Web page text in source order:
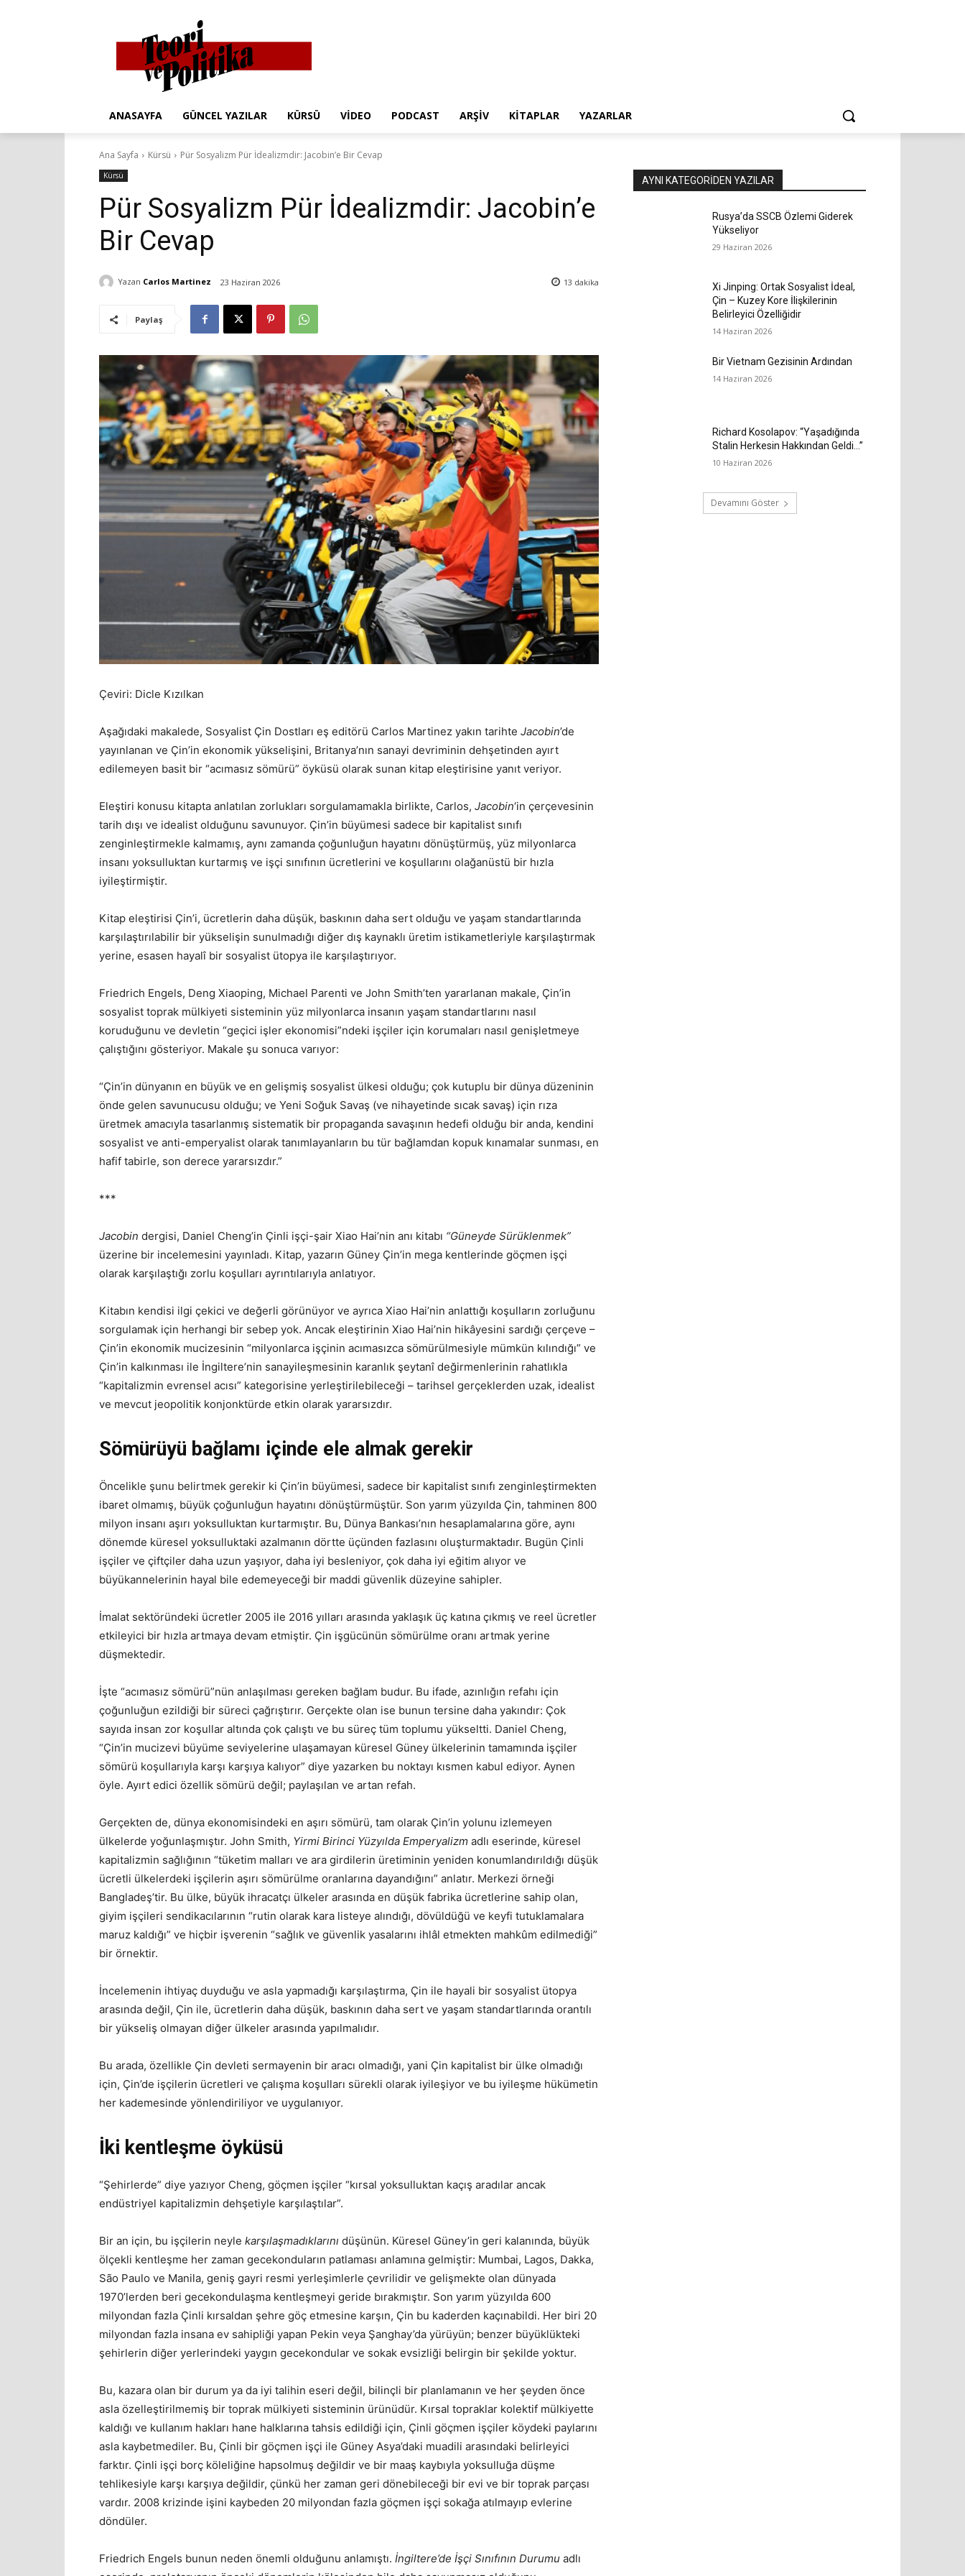
ANASAYFA GÜNCEL YAZILAR KÜRSÜ VIDEO PODCAST ARŞIV KITAPLAR YAZARLAR
Ana Sayfa Kürsü Pür Sosyalizm Pür İdealizmdir: Jacobin’e Bir Cevap
Kürsü
Pür Sosyalizm Pür İdealizmdir: Jacobin’e
Bir Cevap
Yazan Carlos Martinez 23 Haziran 2026 13 dakika
Paylaş
Çeviri: Dicle Kızılkan
Aşağıdaki makalede, Sosyalist Çin Dostları eş editörü Carlos Martinez yakın tarihte Jacobin’de
yayınlanan ve Çin’in ekonomik yükselişini, Britanya’nın sanayi devriminin dehşetinden ayırt
edilemeyen basit bir “acımasız sömürü” öyküsü olarak sunan kitap eleştirisine yanıt veriyor.
Eleştiri konusu kitapta anlatılan zorlukları sorgulamamakla birlikte, Carlos, Jacobin‘in çerçevesinin
tarih dışı ve idealist olduğunu savunuyor. Çin’in büyümesi sadece bir kapitalist sınıfı
zenginleştirmekle kalmamış, aynı zamanda çoğunluğun hayatını dönüştürmüş, yüz milyonlarca
insanı yoksulluktan kurtarmış ve işçi sınıfının ücretlerini ve koşullarını olağanüstü bir hızla
iyileştirmiştir.
Kitap eleştirisi Çin’i, ücretlerin daha düşük, baskının daha sert olduğu ve yaşam standartlarında
karşılaştırılabilir bir yükselişin sunulmadığı diğer dış kaynaklı üretim istikametleriyle karşılaştırmak
yerine, esasen hayalî bir sosyalist ütopya ile karşılaştırıyor.
Friedrich Engels, Deng Xiaoping, Michael Parenti ve John Smith’ten yararlanan makale, Çin’in
sosyalist toprak mülkiyeti sisteminin yüz milyonlarca insanın yaşam standartlarını nasıl
koruduğunu ve devletin “geçici işler ekonomisi”ndeki işçiler için korumaları nasıl genişletmeye
çalıştığını gösteriyor. Makale şu sonuca varıyor:
“Çin’in dünyanın en büyük ve en gelişmiş sosyalist ülkesi olduğu; çok kutuplu bir dünya düzeninin
önde gelen savunucusu olduğu; ve Yeni Soğuk Savaş (ve nihayetinde sıcak savaş) için rıza
üretmek amacıyla tasarlanmış sistematik bir propaganda savaşının hedefi olduğu bir anda, kendini
sosyalist ve anti-emperyalist olarak tanımlayanların bu tür bağlamdan kopuk kınamalar sunması, en
hafif tabirle, son derece yararsızdır.”
***
Jacobin dergisi, Daniel Cheng’in Çinli işçi-şair Xiao Hai’nin anı kitabı “Güneyde Sürüklenmek”
üzerine bir incelemesini yayınladı. Kitap, yazarın Güney Çin’in mega kentlerinde göçmen işçi
olarak karşılaştığı zorlu koşulları ayrıntılarıyla anlatıyor.
Kitabın kendisi ilgi çekici ve değerli görünüyor ve ayrıca Xiao Hai’nin anlattığı koşulların zorluğunu
sorgulamak için herhangi bir sebep yok. Ancak eleştirinin Xiao Hai’nin hikâyesini sardığı çerçeve –
Çin’in ekonomik mucizesinin “milyonlarca işçinin acımasızca sömürülmesiyle mümkün kılındığı” ve
Çin’in kalkınması ile İngiltere’nin sanayileşmesinin karanlık şeytanî değirmenlerinin rahatlıkla
“kapitalizmin evrensel acısı” kategorisine yerleştirilebileceği – tarihsel gerçeklerden uzak, idealist
ve mevcut jeopolitik konjonktürde etkin olarak yararsızdır.
Sömürüyü bağlamı içinde ele almak gerekir
Öncelikle şunu belirtmek gerekir ki Çin’in büyümesi, sadece bir kapitalist sınıfı zenginleştirmekten
ibaret olmamış, büyük çoğunluğun hayatını dönüştürmüştür. Son yarım yüzyılda Çin, tahminen 800
milyon insanı aşırı yoksulluktan kurtarmıştır. Bu, Dünya Bankası’nın hesaplamalarına göre, aynı
dönemde küresel yoksulluktaki azalmanın dörtte üçünden fazlasını oluşturmaktadır. Bugün Çinli
işçiler ve çiftçiler daha uzun yaşıyor, daha iyi besleniyor, çok daha iyi eğitim alıyor ve
büyükannelerinin hayal bile edemeyeceği bir maddi güvenlik düzeyine sahipler.
İmalat sektöründeki ücretler 2005 ile 2016 yılları arasında yaklaşık üç katına çıkmış ve reel ücretler
etkileyici bir hızla artmaya devam etmiştir. Çin işgücünün sömürülme oranı artmak yerine
düşmektedir.
İşte “acımasız sömürü”nün anlaşılması gereken bağlam budur. Bu ifade, azınlığın refahı için
çoğunluğun ezildiği bir süreci çağrıştırır. Gerçekte olan ise bunun tersine daha yakındır: Çok
sayıda insan zor koşullar altında çok çalıştı ve bu süreç tüm toplumu yükseltti. Daniel Cheng,
“Çin’in mucizevi büyüme seviyelerine ulaşamayan küresel Güney ülkelerinin tamamında işçiler
sömürü koşullarıyla karşı karşıya kalıyor” diye yazarken bu noktayı kısmen kabul ediyor. Aynen
öyle. Ayırt edici özellik sömürü değil; paylaşılan ve artan refah.
Gerçekten de, dünya ekonomisindeki en aşırı sömürü, tam olarak Çin’in yolunu izlemeyen
ülkelerde yoğunlaşmıştır. John Smith, Yirmi Birinci Yüzyılda Emperyalizm adlı eserinde, küresel
kapitalizmin sağlığının “tüketim malları ve ara girdilerin üretiminin yeniden konumlandırıldığı düşük
ücretli ülkelerdeki işçilerin aşırı sömürülme oranlarına dayandığını” anlatır. Merkezi örneği
Bangladeş’tir. Bu ülke, büyük ihracatçı ülkeler arasında en düşük fabrika ücretlerine sahip olan,
giyim işçileri sendikacılarının “rutin olarak kara listeye alındığı, dövüldüğü ve keyfi tutuklamalara
maruz kaldığı” ve hiçbir işverenin “sağlık ve güvenlik yasalarını ihlâl etmekten mahkûm edilmediği”
bir örnektir.
İncelemenin ihtiyaç duyduğu ve asla yapmadığı karşılaştırma, Çin ile hayali bir sosyalist ütopya
arasında değil, Çin ile, ücretlerin daha düşük, baskının daha sert ve yaşam standartlarında orantılı
bir yükseliş olmayan diğer ülkeler arasında yapılmalıdır.
Bu arada, özellikle Çin devleti sermayenin bir aracı olmadığı, yani Çin kapitalist bir ülke olmadığı
için, Çin’de işçilerin ücretleri ve çalışma koşulları sürekli olarak iyileşiyor ve bu iyileşme hükümetin
her kademesinde yönlendiriliyor ve uygulanıyor.
İki kentleşme öyküsü
“Şehirlerde” diye yazıyor Cheng, göçmen işçiler “kırsal yoksulluktan kaçış aradılar ancak
endüstriyel kapitalizmin dehşetiyle karşılaştılar”.
Bir an için, bu işçilerin neyle karşılaşmadıklarını düşünün. Küresel Güney’in geri kalanında, büyük
ölçekli kentleşme her zaman gecekonduların patlaması anlamına gelmiştir: Mumbai, Lagos, Dakka,
São Paulo ve Manila, geniş gayri resmi yerleşimlerle çevrilidir ve gelişmekte olan dünyada
1970’lerden beri gecekondulaşma kentleşmeyi geride bırakmıştır. Son yarım yüzyılda 600
milyondan fazla Çinli kırsaldan şehre göç etmesine karşın, Çin bu kaderden kaçınabildi. Her biri 20
milyondan fazla insana ev sahipliği yapan Pekin veya Şanghay’da yürüyün; benzer büyüklükteki
şehirlerin diğer yerlerindeki yaygın gecekondular ve sokak evsizliği belirgin bir şekilde yoktur.
Bu, kazara olan bir durum ya da iyi talihin eseri değil, bilinçli bir planlamanın ve her şeyden önce
asla özelleştirilmemiş bir toprak mülkiyeti sisteminin ürünüdür. Kırsal topraklar kolektif mülkiyette
kaldığı ve kullanım hakları hane halklarına tahsis edildiği için, Çinli göçmen işçiler köydeki paylarını
asla kaybetmediler. Bu, Çinli bir göçmen işçi ile Güney Asya’daki muadili arasındaki belirleyici
farktır. Çinli işçi borç köleliğine hapsolmuş değildir ve bir maaş kaybıyla yoksulluğa düşme
tehlikesiyle karşı karşıya değildir, çünkü her zaman geri dönebileceği bir evi ve bir toprak parçası
vardır. 2008 krizinde işini kaybeden 20 milyondan fazla göçmen işçi sokağa atılmayıp evlerine
döndüler.
Friedrich Engels bunun neden önemli olduğunu anlamıştı. İngiltere’de İşçi Sınıfının Durumu adlı
AYNI KATEGORIDEN YAZILAR
Rusya’da SSCB Özlemi Giderek
Yükseliyor
29 Haziran 2026
Xi Jinping: Ortak Sosyalist İdeal,
Çin – Kuzey Kore İlişkilerinin
Belirleyici Özelliğidir
14 Haziran 2026
Bir Vietnam Gezisinin Ardından
14 Haziran 2026
Richard Kosolapov: “Yaşadığında
Stalin Herkesin Hakkından Geldi…”
10 Haziran 2026
Devamını Göster